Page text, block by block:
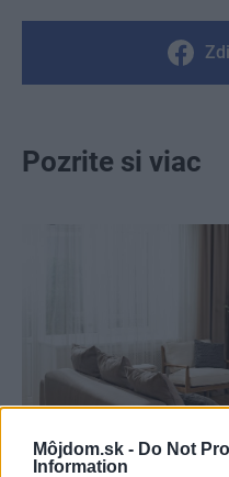
Môjdom.sk - Do Not
Information
Pozrite si viac